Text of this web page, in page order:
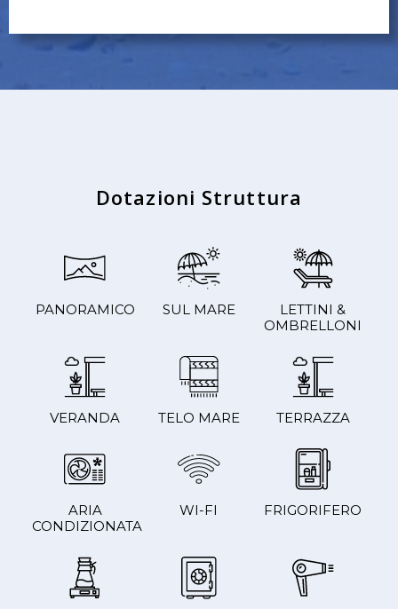
Dotazioni Struttura
PANORAMICO SUL MARE
LETTINI &
OMBRELLONI
VERANDA TELO MARE TERRAZZA
ARIA
CONDIZIONATA
WI-FI FRIGORIFERO